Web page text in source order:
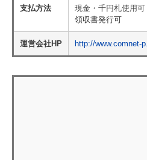
支払方法
現金・千円札使用可
領収書発行可
運営会社HP http://www.comnet-